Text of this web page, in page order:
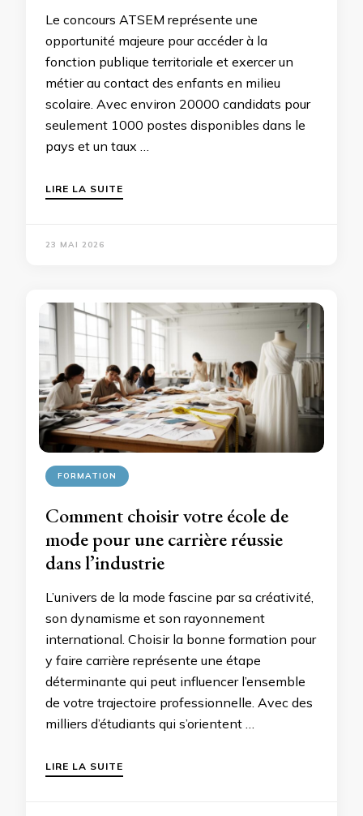
Le concours ATSEM représente une
opportunité majeure pour accéder à la
fonction publique territoriale et exercer un
métier au contact des enfants en milieu
scolaire. Avec environ 20000 candidats pour
seulement 1000 postes disponibles dans le
pays et un taux …
LIRE LA SUITE
23 MAI 2026
FORMATION
Comment choisir votre école de
mode pour une carrière réussie
dans l’industrie
L’univers de la mode fascine par sa créativité,
son dynamisme et son rayonnement
international. Choisir la bonne formation pour
y faire carrière représente une étape
déterminante qui peut influencer l’ensemble
de votre trajectoire professionnelle. Avec des
milliers d’étudiants qui s’orientent …
LIRE LA SUITE